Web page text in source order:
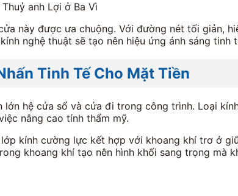
anh Lợi ở Ba Vì
này được ưa chuộng. Với đường nét tối giản,
nghệ thuật sẽ tạo nên hiệu ứng ánh sáng tinh
Tinh Tế Cho Mặt Tiền
hệ cửa sổ và cửa đi trong công trình. Loại
nâng cao tính thẩm mỹ.
kính cường lực kết hợp với khoang khí trơ ở
khoang khí tạo nên hình khối sang trọng mà